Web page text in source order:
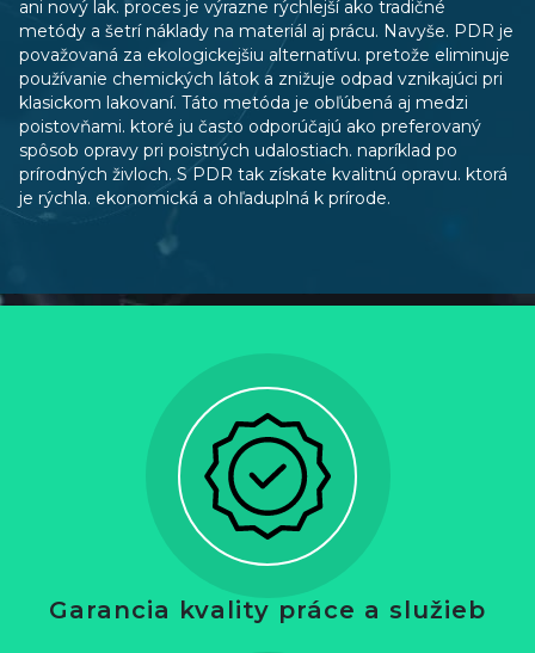
ani nový lak. proces je výrazne rýchlejší ako tradičné
metódy a šetrí náklady na materiál aj prácu. Navyše. PDR je
považovaná za ekologickejšiu alternatívu. pretože eliminuje
používanie chemických látok a znižuje odpad vznikajúci pri
klasickom lakovaní. Táto metóda je obľúbená aj medzi
poistovňami. ktoré ju často odporúčajú ako preferovaný
spôsob opravy pri poistných udalostiach. napríklad po
prírodných živloch. S PDR tak získate kvalitnú opravu. ktorá
je rýchla. ekonomická a ohľaduplná k prírode.
Garancia kvality práce a služieb